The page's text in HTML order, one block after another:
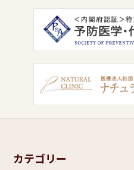
カテゴリー